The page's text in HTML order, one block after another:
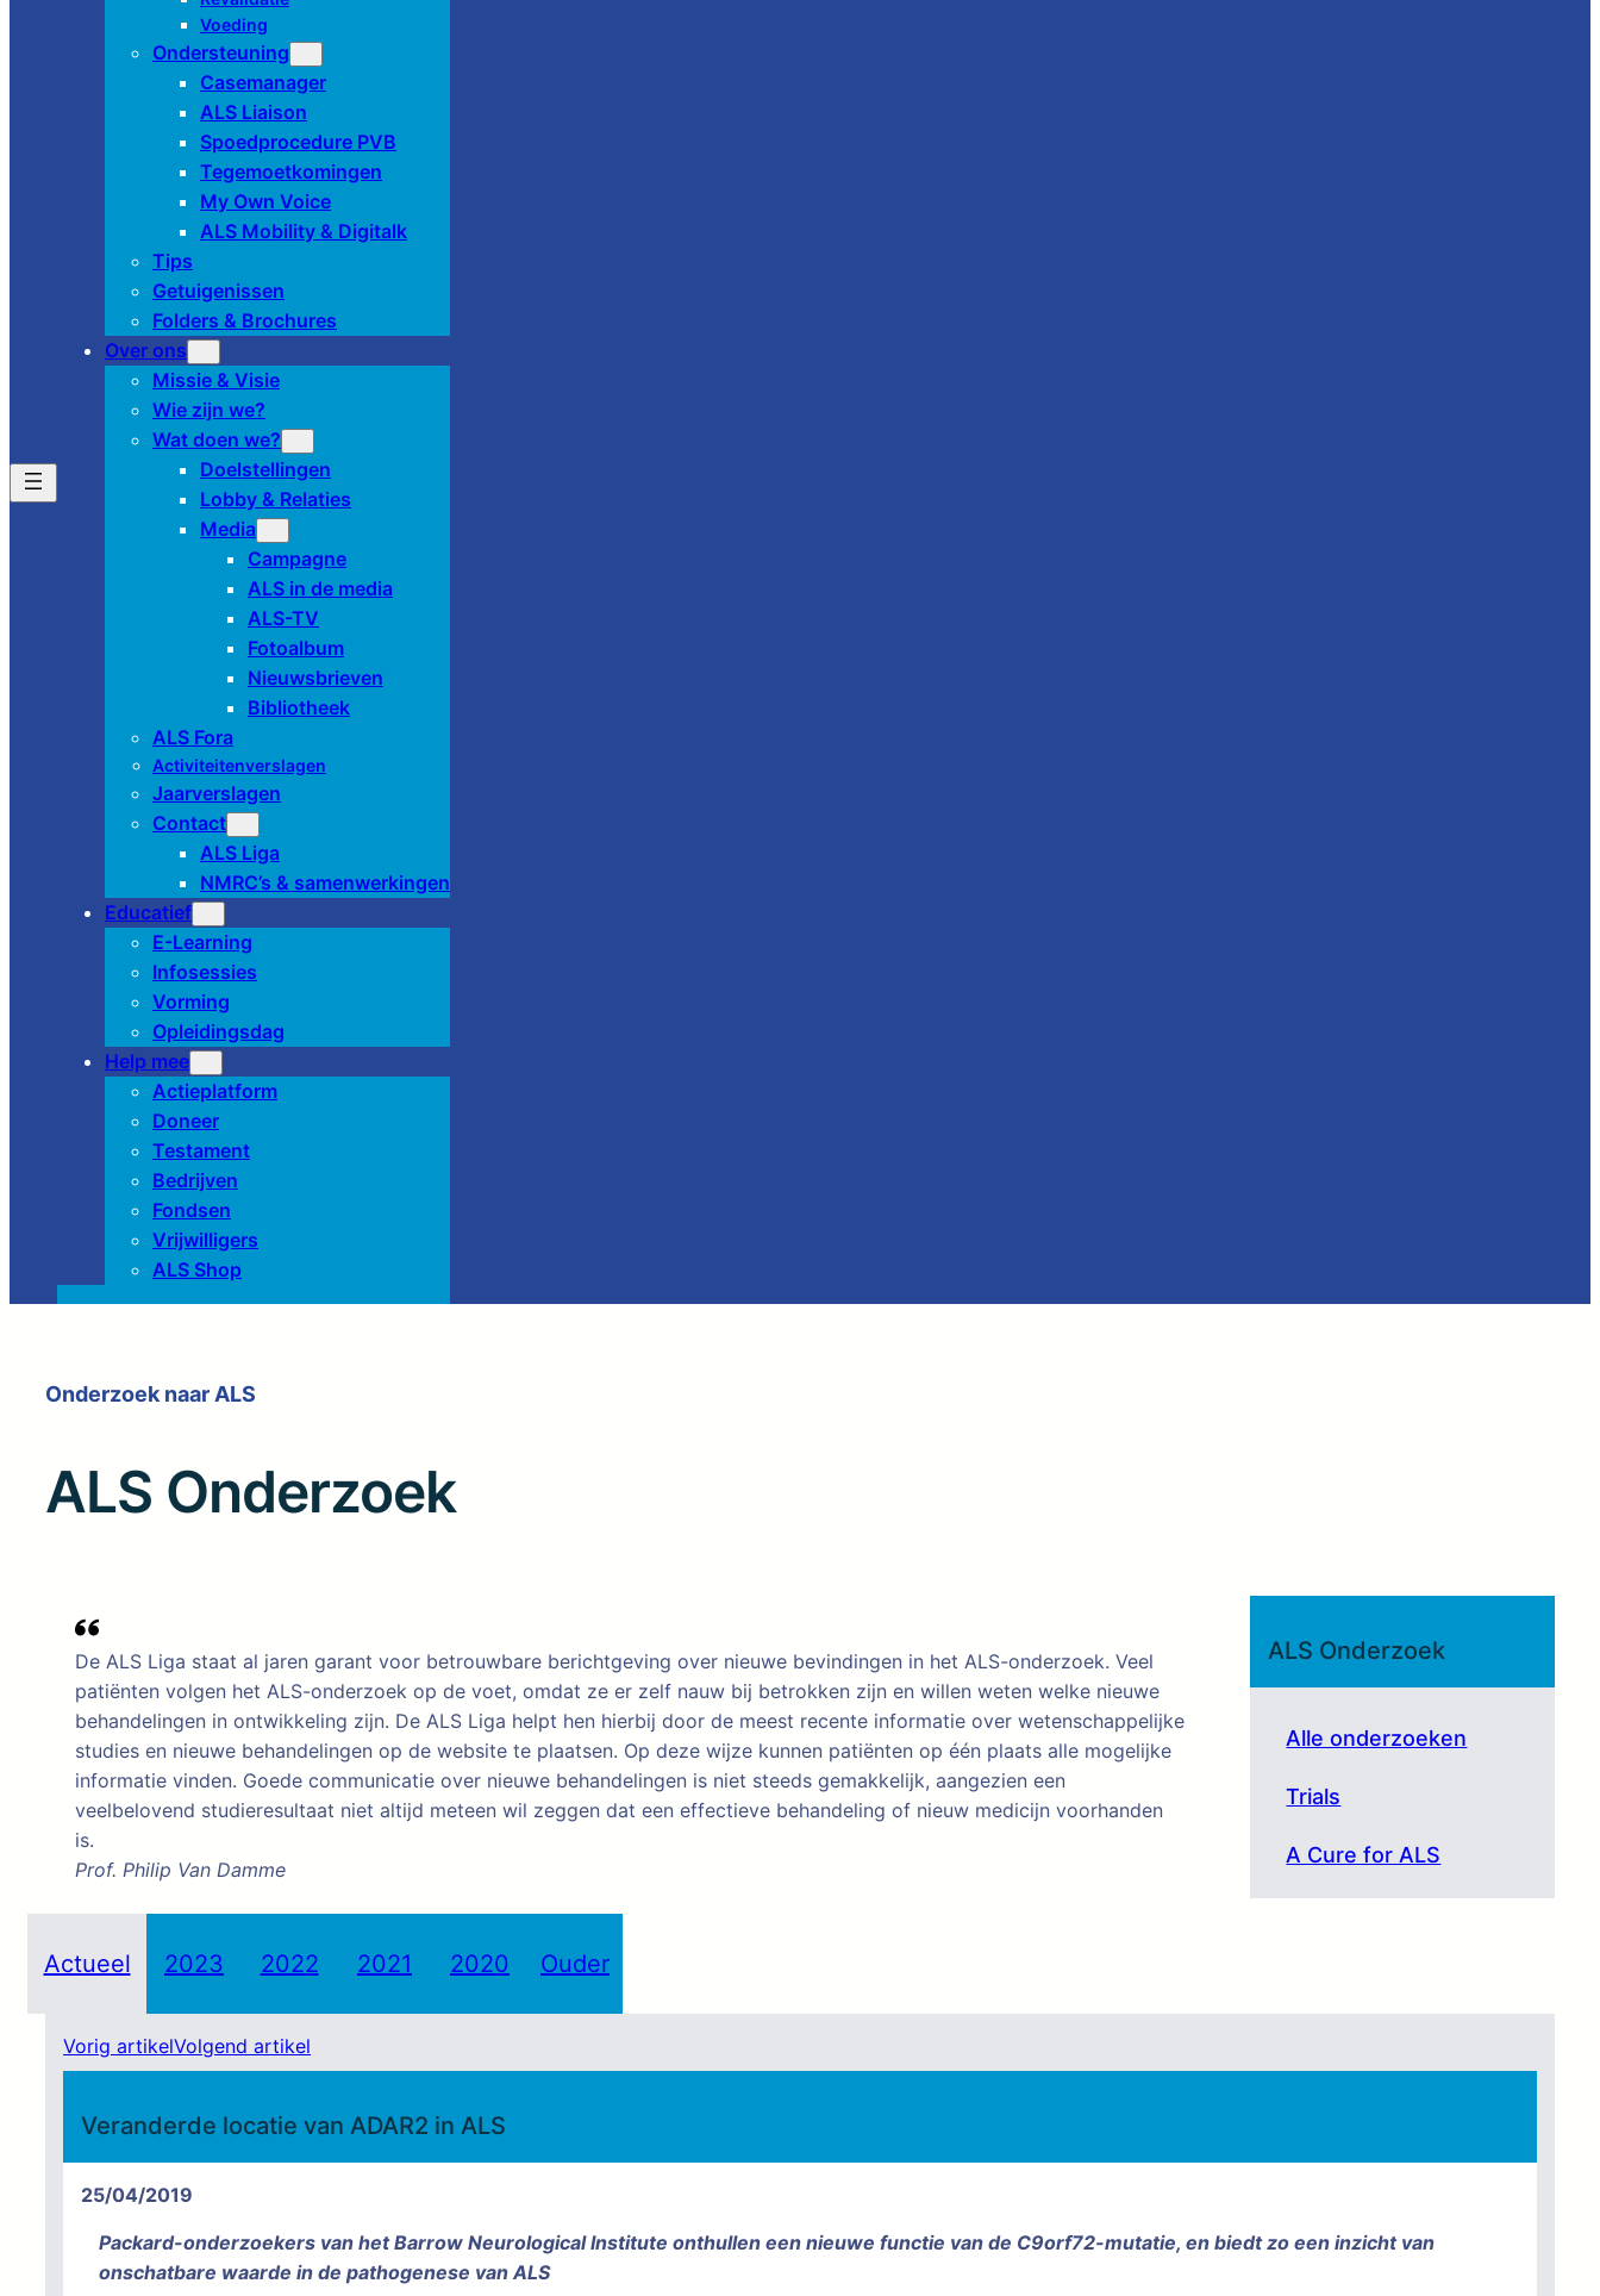
Voeding
Ondersteuning
Casemanager
ALS Liaison
Spoedprocedure PVB
Tegemoetkomingen
My Own Voice
ALS Mobility & Digitalk
Tips
Getuigenissen
Folders & Brochures
Over ons
Missie & Visie
Wie zijn we?
Wat doen we?
Doelstellingen
Lobby & Relaties
Media
Campagne
ALS in de media
ALS-TV
Fotoalbum
Nieuwsbrieven
Bibliotheek
ALS Fora
Activiteitenverslagen
Jaarverslagen
Contact
ALS Liga
NMRC’s & samenwerkingen
Educatief
E-Learning
Infosessies
Vorming
Opleidingsdag
Help mee
Actieplatform
Doneer
Testament
Bedrijven
Fondsen
Vrijwilligers
ALS Shop
Onderzoek naar ALS
ALS Onderzoek
De ALS Liga staat al jaren garant voor betrouwbare berichtgeving over nieuwe bevindingen in het ALS-onderzoek. Veel
patiënten volgen het ALS-onderzoek op de voet, omdat ze er zelf nauw bij betrokken zijn en willen weten welke nieuwe
behandelingen in ontwikkeling zijn. De ALS Liga helpt hen hierbij door de meest recente informatie over wetenschappelijke
studies en nieuwe behandelingen op de website te plaatsen. Op deze wijze kunnen patiënten op één plaats alle mogelijke
informatie vinden. Goede communicatie over nieuwe behandelingen is niet steeds gemakkelijk, aangezien een
veelbelovend studieresultaat niet altijd meteen wil zeggen dat een effectieve behandeling of nieuw medicijn voorhanden
is.
Prof. Philip Van Damme
ALS Onderzoek
Alle onderzoeken
Trials
A Cure for ALS
Actueel 2023 2022 2021 2020 Ouder
Vorig artikelVolgend artikel
Veranderde locatie van ADAR2 in ALS
25/04/2019
Packard-onderzoekers van het Barrow Neurological Institute onthullen een nieuwe functie van de C9orf72-mutatie, en biedt zo een inzicht van
onschatbare waarde in de pathogenese van ALS